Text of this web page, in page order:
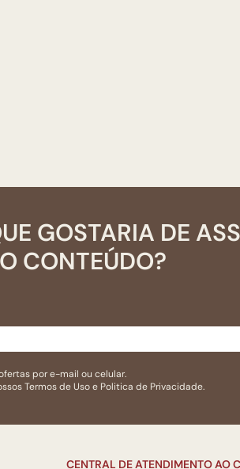
GOSTARIA DE
CONTEÚDO?
por e-mail ou celular.
Termos de Usoe Politica de Privacidade.
CENTRAL DE ATENDIMENTO AO